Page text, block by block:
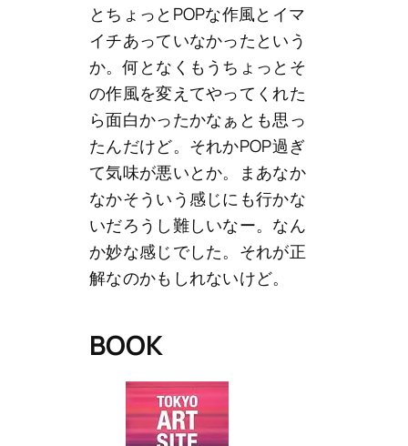
とちょっとPOPな作風とイマ
イチあっていなかったという
か。何となくもうちょっとそ
の作風を変えてやってくれた
ら面白かったかなぁとも思っ
たんだけど。それかPOP過ぎ
て気味が悪いとか。まあなか
なかそういう感じにも行かな
いだろうし難しいなー。なん
か妙な感じでした。それが正
解なのかもしれないけど。
BOOK